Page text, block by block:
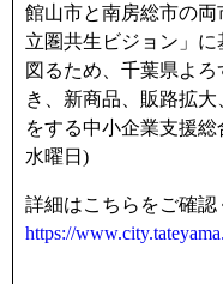
館山市と南房総市の
立圏共生ビジョン」
図るため、千葉県よ
き、新商品、販路拡
をする中小企業支援
水曜日)
詳細はこちらをご確認
https://